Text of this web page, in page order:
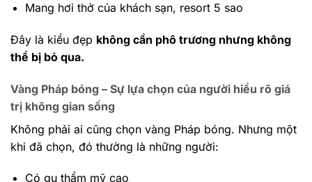
Mang hơi thở của khách sạn, resort 5 sao
Đây là kiểu đẹp không cần phô trương nhưng không
thể bị bỏ qua.
Vàng Pháp bóng – Sự lựa chọn của người hiểu rõ giá
trị không gian sống
Không phải ai cũng chọn vàng Pháp bóng. Nhưng một
khi đã chọn, đó thường là những người:
Có gu thẩm mỹ cao